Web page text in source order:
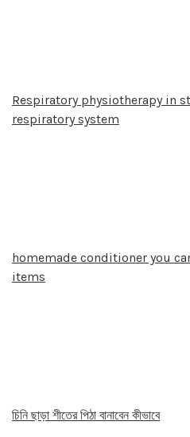
Respiratory physiotherapy in
respiratory system
homemade conditioner you
items
চিনি ছাড়া শীতের পিঠা বানাবেন কীভাবে